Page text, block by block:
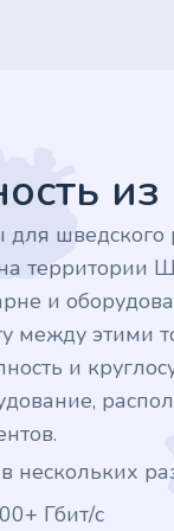
для
территории
и
между этими
и
нескольких
Гбит/с